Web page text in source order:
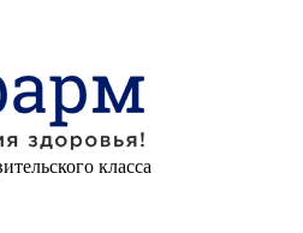
класса